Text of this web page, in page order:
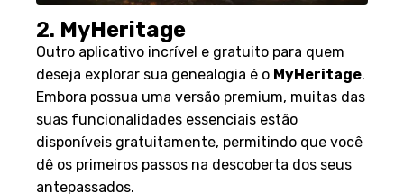
2. MyHeritage
Outro aplicativo incrível e gratuito para quem
deseja explorar sua genealogia é o MyHeritage.
Embora possua uma versão premium, muitas das
suas funcionalidades essenciais estão
disponíveis gratuitamente, permitindo que você
dê os primeiros passos na descoberta dos seus
antepassados.